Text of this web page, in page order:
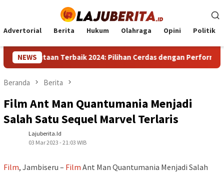
konten
Advertorial Berita Hukum Olahraga Opini Politik
NEWS
1 Jutaan Terbaik 2024: Pilihan Cerdas dengan Performa
Beranda Berita
Film Ant Man Quantumania Menjadi
Salah Satu Sequel Marvel Terlaris
Lajuberita.id
03 Mar 2023 - 21:03 WIB
Film, Jambiseru – Film Ant Man Quantumania Menjadi Salah